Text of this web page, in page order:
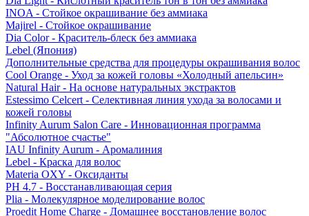
INOA - Стойкое окрашивание без аммиака
Majirel - Стойкое окрашивание
Dia Color - Краситель-блеск без аммиака
Lebel (Япония)
Дополнительные средства для процедуры окрашивания волос
Cool Orange - Уход за кожей головы «Холодный апельсин»
Natural Hair - На основе натуральных экстрактов
Estessimo Celcert - Селективная линия ухода за волосами и
кожей головы
Infinity Aurum Salon Care - Инновационная программа
"Абсолютное счастье"
IAU Infinity Aurum - Аромалиния
Lebel - Краска для волос
Materia OXY - Оксиданты
PH 4.7 - Восстанавливающая серия
Plia - Молекулярное моделирование волос
Proedit Home Charge - Домашнее восстановление волос